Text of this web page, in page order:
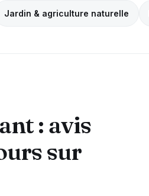
Jardin & agriculture naturelle
: avis
sur